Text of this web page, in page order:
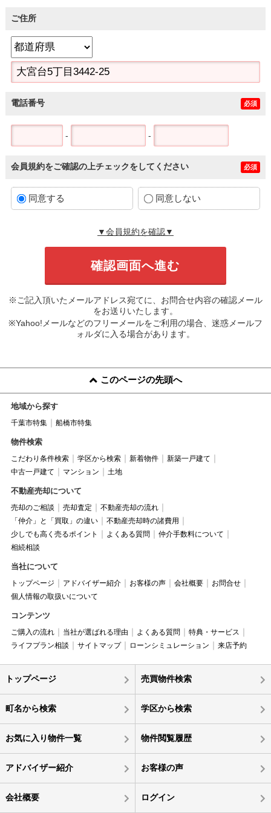
ご住所
電話番号 必須
- -
会員規約をご確認の上チェックをしてください 必須
同意する 同意しない
▼会員規約を確認▼
※ご記入頂いたメールアドレス宛てに、お問合せ内容の確認メール
をお送りいたします。
※Yahoo!メールなどのフリーメールをご利用の場合、迷惑メールフ
ォルダに入る場合があります。
このページの先頭へ
地域から探す
千葉市特集 船橋市特集
物件検索
こだわり条件検索 学区から検索 新着物件
新築一戸建て
中古一戸建て
マンション 土地
不動産売却について
売却のご相談 売却査定
不動産売却の流れ
「仲介」と「買取」の違い
不動産売却時の諸費用
少しでも高く売るポイント
よくある質問
仲介手数料について
相続相談
当社について
トップページ アドバイザー紹介 お客様の声 会社概要
お問合せ
個人情報の取扱いについて
コンテンツ
ご購入の流れ 当社が選ばれる理由 よくある質問
特典・サービス
ライフプラン相談
サイトマップ ローンシミュレーション 来店予約
トップページ 売買物件検索
町名から検索 学区から検索
お気に入り物件一覧 物件閲覧履歴
アドバイザー紹介 お客様の声
会社概要 ログイン